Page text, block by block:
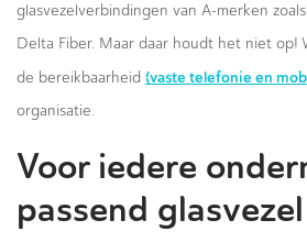
glasvezelverbindingen van A-merken
Delta Fiber. Maar daar houdt het niet op!
de bereikbaarheid (vaste telefonie en
organisatie.
Voor iedere
passend